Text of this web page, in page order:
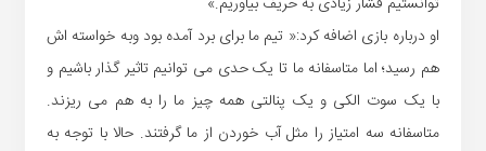
او درباره بازی اضافه کرد:« تیم ما برای برد آمده بود وبه خواسته اش
هم رسید؛ اما متاسفانه ما تا یک حدی می توانیم تاثیر گذار باشیم و
با یک سوت الکی و یک پنالتی همه چیز ما را به هم می ریزند.
متاسفانه سه امتیاز را مثل آب خوردن از ما گرفتند. حالا با توجه به